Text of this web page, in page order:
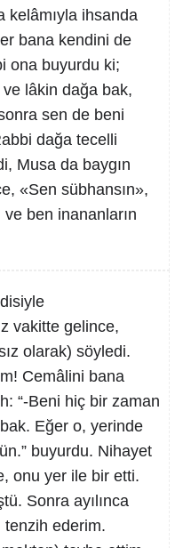
kelâmıyla ihsanda
bana kendini de
ona buyurdu ki;
lâkin dağa bak,
sen de beni
dağa tecelli
Musa da baygın
«Sen sübhansın»,
ben inananların
vakitte gelince,
olarak) söyledi.
Cemâlini bana
“-Beni hiç bir zaman
Eğer o, yerinde
buyurdu. Nihayet
onu yer ile bir etti.
Sonra ayılınca
tenzih ederim.